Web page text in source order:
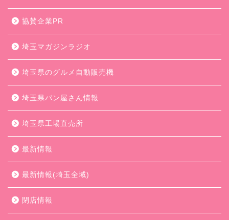
協賛企業PR
埼玉マガジンラジオ
埼玉県のグルメ自動販売機
埼玉県パン屋さん情報
埼玉県工場直売所
最新情報
最新情報(埼玉全域)
閉店情報